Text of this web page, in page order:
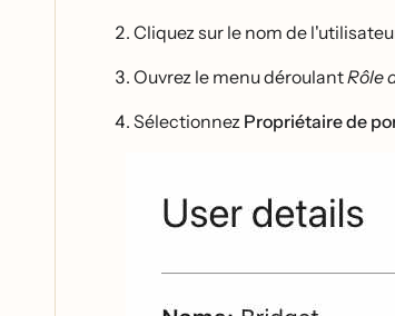
Cliquez sur le nom de
Ouvrez le menu déroulantRôle
Sélectionnez Propriétaire de